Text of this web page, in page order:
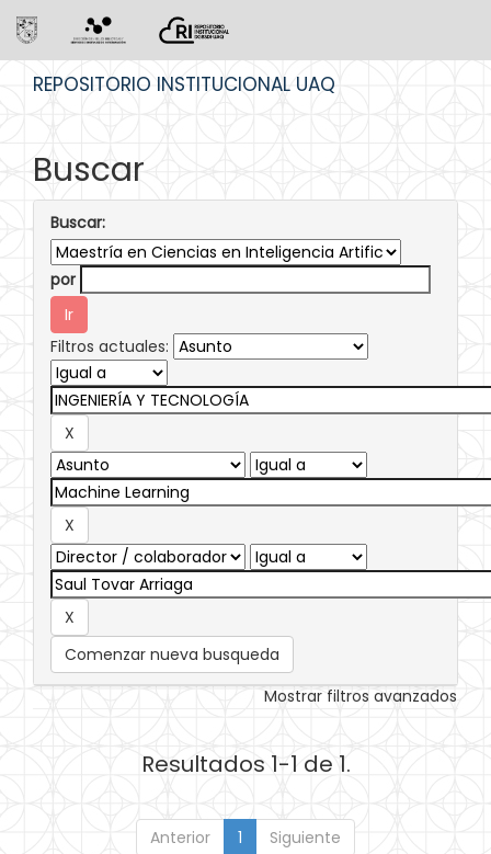
REPOSITORIO INSTITUCIONAL UAQ
Buscar
Buscar:
por
Filtros actuales:
Comenzar nueva busqueda
Mostrar filtros avanzados
Resultados 1-1 de 1.
Anterior 1 Siguiente